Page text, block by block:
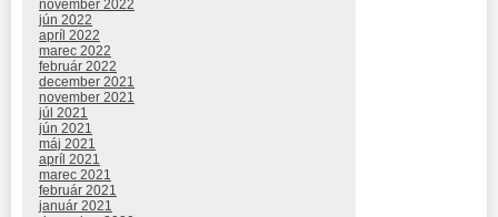
november 2022
jún 2022
apríl 2022
marec 2022
február 2022
december 2021
november 2021
júl 2021
jún 2021
máj 2021
apríl 2021
marec 2021
február 2021
január 2021